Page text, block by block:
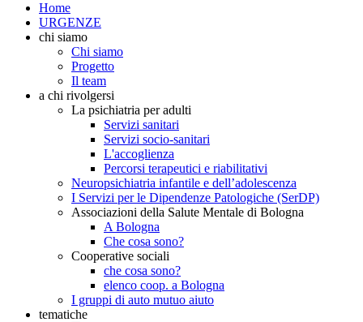
Home
URGENZE
chi siamo
Chi siamo
Progetto
Il team
a chi rivolgersi
La psichiatria per adulti
Servizi sanitari
Servizi socio-sanitari
L'accoglienza
Percorsi terapeutici e riabilitativi
Neuropsichiatria infantile e dell’adolescenza
I Servizi per le Dipendenze Patologiche (SerDP)
Associazioni della Salute Mentale di Bologna
A Bologna
Che cosa sono?
Cooperative sociali
che cosa sono?
elenco coop. a Bologna
I gruppi di auto mutuo aiuto
tematiche